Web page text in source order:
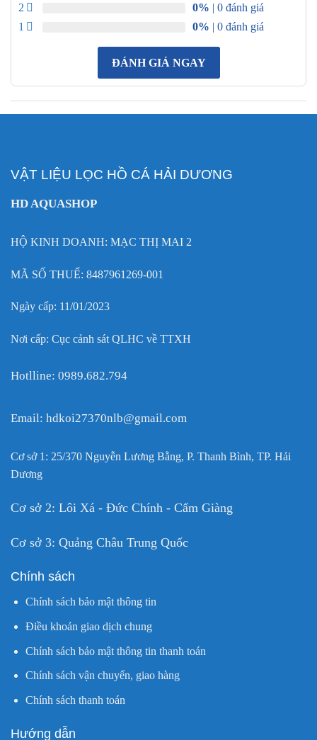
2
0% | 0 đánh giá
1
0% | 0 đánh giá
ĐÁNH GIÁ NGAY
VẬT LIỆU LỌC HỒ CÁ HẢI DƯƠNG
HD AQUASHOP
HỘ KINH DOANH: MẠC THỊ MAI 2
MÃ SỐ THUẾ: 8487961269-001
Ngày cấp: 11/01/2023
Nơi cấp: Cục cảnh sát QLHC về TTXH
Hotlline: 0989.682.794
Email: hdkoi27370nlb@gmail.com
Cơ sở 1: 25/370 Nguyễn Lương Bằng, P. Thanh Bình, TP. Hải
Dương
Cơ sở 2: Lôi Xá - Đức Chính - Cẩm Giàng
Cơ sở 3: Quảng Châu Trung Quốc
Chính sách
Chính sách bảo mật thông tin
Điều khoản giao dịch chung
Chính sách bảo mật thông tin thanh toán
Chính sách vận chuyển, giao hàng
Chính sách thanh toán
Hướng dẫn